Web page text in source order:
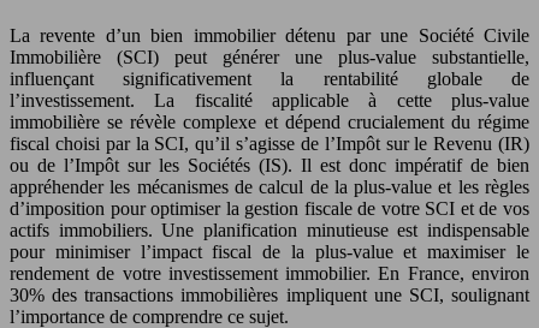
La revente d’un bien immobilier détenu par une Société Civile
Immobilière (SCI) peut générer une plus-value substantielle,
influençant significativement la rentabilité globale de
l’investissement. La fiscalité applicable à cette plus-value
immobilière se révèle complexe et dépend crucialement du régime
fiscal choisi par la SCI, qu’il s’agisse de l’Impôt sur le Revenu (IR)
ou de l’Impôt sur les Sociétés (IS). Il est donc impératif de bien
appréhender les mécanismes de calcul de la plus-value et les règles
d’imposition pour optimiser la gestion fiscale de votre SCI et de vos
actifs immobiliers. Une planification minutieuse est indispensable
pour minimiser l’impact fiscal de la plus-value et maximiser le
rendement de votre investissement immobilier. En France, environ
30% des transactions immobilières impliquent une SCI, soulignant
l’importance de comprendre ce sujet.